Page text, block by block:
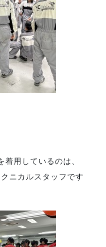
用しているのは、
ニカルスタッフです